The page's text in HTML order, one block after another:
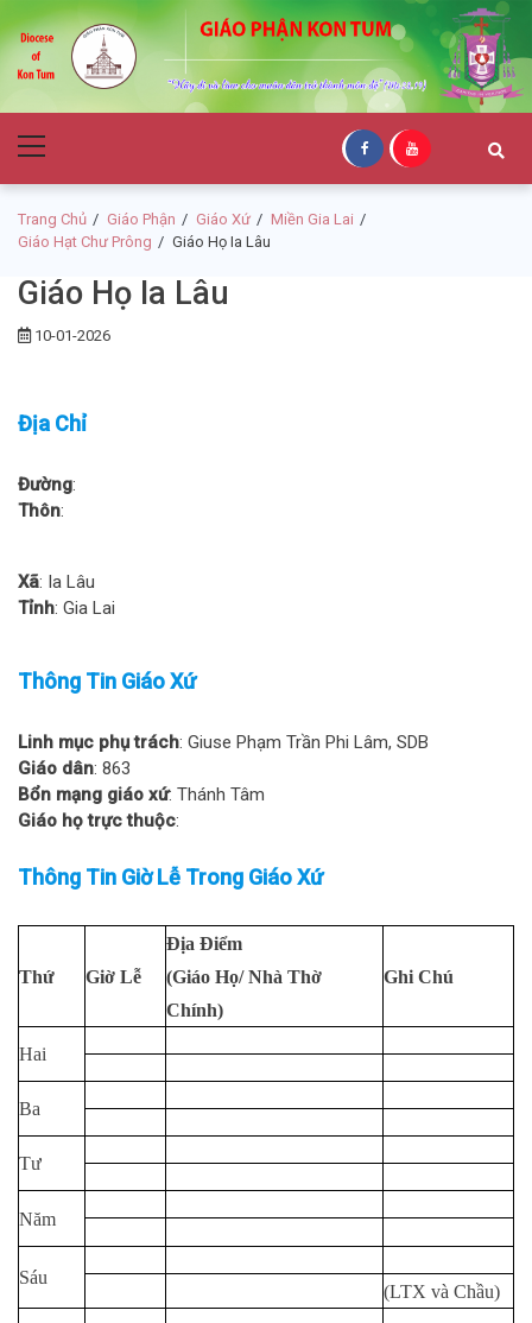
to
navigation
to
content
Giáo Phận Kon
Tum
Menu
Trang Chủ Giáo Phận Giáo Xứ
Miền Gia Lai
Giáo Hạt Chư Prông
Giáo Họ Ia Lâu
Giáo Họ Ia Lâu
10-01-2026
Địa Chỉ
Đường:
Thôn:
Xã: Ia Lâu
Tỉnh: Gia Lai
Thông Tin Giáo Xứ
Linh mục phụ trách: Giuse Phạm Trần Phi Lâm, SDB
Giáo dân: 863
Bổn mạng giáo xứ: Thánh Tâm
Giáo họ trực thuộc:
Thông Tin Giờ Lễ Trong Giáo Xứ
Thứ Giờ Lễ
Địa Điểm
(Giáo Họ/ Nhà Thờ
Chính)
Ghi Chú
Hai
Ba
Tư
Năm
Sáu
(LTX và Chầu)